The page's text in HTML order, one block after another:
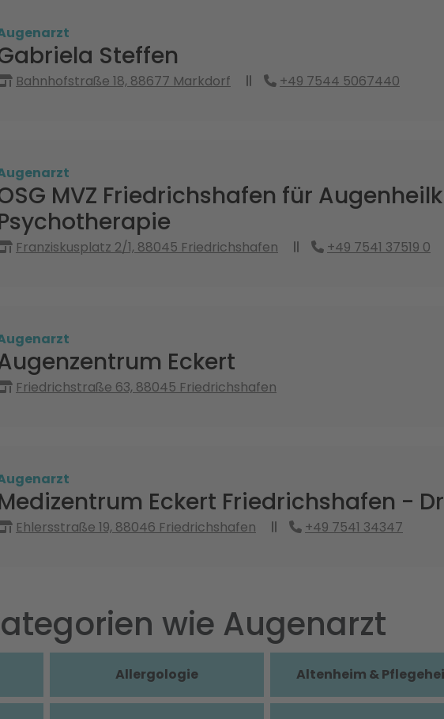
Steffen
Bahnhofstraße 18, 88677 Markdorf +49 7544 5067440
MVZ Friedrichshafen für
Franziskusplatz 2/1, 88045 Friedrichshafen +49 7541 37519 0
Eckert
Friedrichstraße 63, 88045 Friedrichshafen
Eckert Friedrichshafen -
Ehlersstraße 19, 88046 Friedrichshafen +49 7541 34347
wie Augenarzt
Allergologie Altenheim &